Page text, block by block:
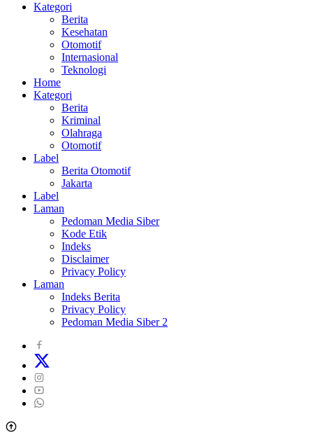
Kategori
Berita
Kesehatan
Otomotif
Internasional
Teknologi
Home
Kategori
Berita
Kriminal
Olahraga
Otomotif
Label
Berita Otomotif
Jakarta
Label
Laman
Pedoman Media Siber
Kode Etik
Indeks
Disclaimer
Privacy Policy
Laman
Indeks Berita
Privacy Policy
Pedoman Media Siber 2